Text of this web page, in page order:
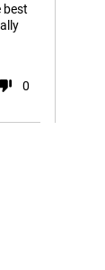
best
0